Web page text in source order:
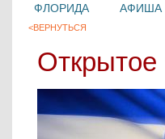
ФЛОРИДА АФИША
<ВЕРНУТЬСЯ
Открытое